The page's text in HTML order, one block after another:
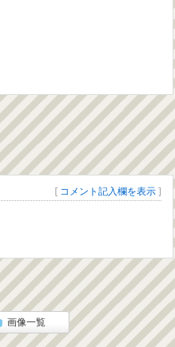
[ コメント記入欄を表示 ]
画像一覧